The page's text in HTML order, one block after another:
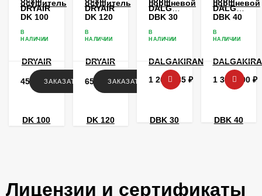
DRYAIR
DK 100
В
НАЛИЧИИ
453 562 ₽
ЗАКАЗАТЬ
DRYAIR
DK 120
В
НАЛИЧИИ
657 759 ₽
ЗАКАЗАТЬ
DALGAKIRAN
DBK 30
В
НАЛИЧИИ
1 209 185 ₽
DBK 40
В
НАЛИЧИИ
1 307 990 ₽
Лицензии и сертификаты